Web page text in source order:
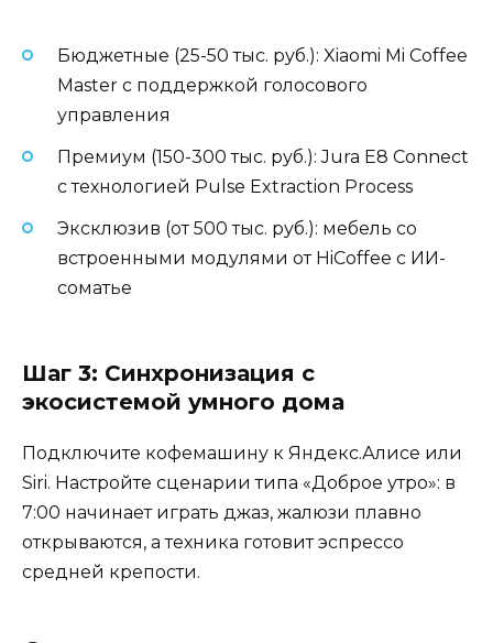
Бюджетные (25-50 тыс. руб.): Xiaomi Mi Coffee
Master с поддержкой голосового
управления
Премиум (150-300 тыс. руб.): Jura E8 Connect
с технологией Pulse Extraction Process
Эксклюзив (от 500 тыс. руб.): мебель со
встроенными модулями от HiCoffee с ИИ-
соматье
Шаг 3: Синхронизация с
экосистемой умного дома
Подключите кофемашину к Яндекс.Алисе или
Siri. Настройте сценарии типа «Доброе утро»: в
7:00 начинает играть джаз, жалюзи плавно
открываются, а техника готовит эспрессо
средней крепости.